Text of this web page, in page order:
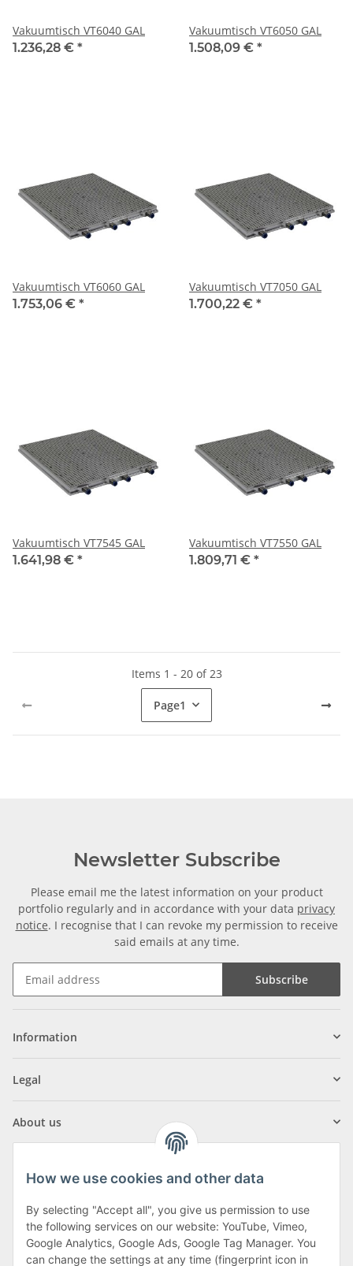
Vakuumtisch VT6040 GAL
1.236,28 € *
Vakuumtisch VT6050 GAL
1.508,09 € *
Vakuumtisch VT6060 GAL
1.753,06 € *
Vakuumtisch VT7050 GAL
1.700,22 € *
Vakuumtisch VT7545 GAL
1.641,98 € *
Vakuumtisch VT7550 GAL
1.809,71 € *
Items 1 - 20 of 23
Page1
Newsletter Subscribe
Please email me the latest information on your product
portfolio regularly and in accordance with your data privacy
notice. I recognise that I can revoke my permission to receive
said emails at any time.
Subscribe
Information
Legal
About us
Klagenfurter Street 29
9556 Liebenfels
How we use cookies and other data
By selecting "Accept all", you give us permission to use
the following services on our website: YouTube, Vimeo,
Google Analytics, Google Ads, Google Tag Manager. You
can change the settings at any time (fingerprint icon in